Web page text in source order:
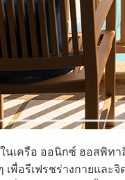
รือ ออนิกซ์ ฮอสพิทาลิตี้
เพื่อรีเฟรชร่างกายแล